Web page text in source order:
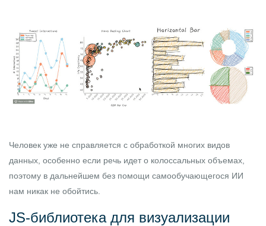
Человек уже не справляется с обработкой многих видов
данных, особенно если речь идет о колоссальных объемах,
поэтому в дальнейшем без помощи самообучающегося ИИ
нам никак не обойтись.
JS-библиотека для визуализации